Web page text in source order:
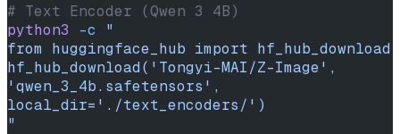
# Text Encoder (Qwen 3 4B)
python3 -c "
from huggingface_hub import hf_hub_download
hf_hub_download('Tongyi-MAI/Z-Image',
'qwen_3_4b.safetensors',
local_dir='./text_encoders/')
"